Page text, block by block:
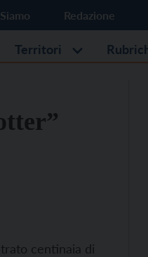
Redazione
Territori
centinaia di